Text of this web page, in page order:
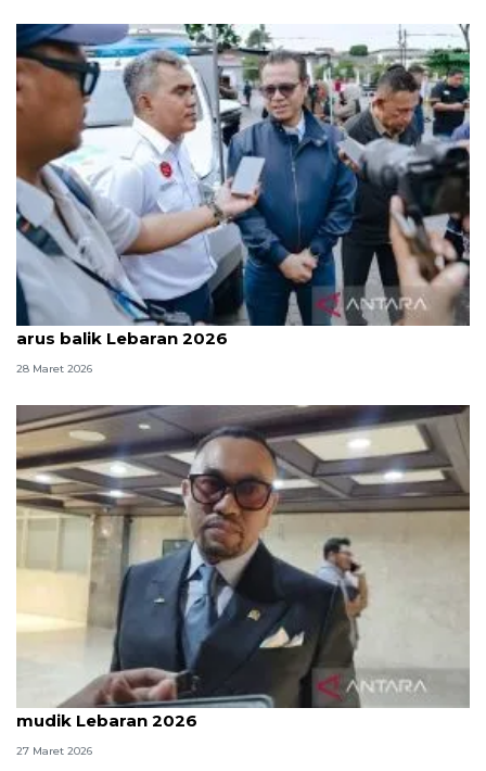
Kemkomdigi pastikan jaringan tetap stabil saat
arus balik Lebaran 2026
28 Maret 2026
Komisi III DPR: Polri sudah kerja maksimal atur
mudik Lebaran 2026
27 Maret 2026